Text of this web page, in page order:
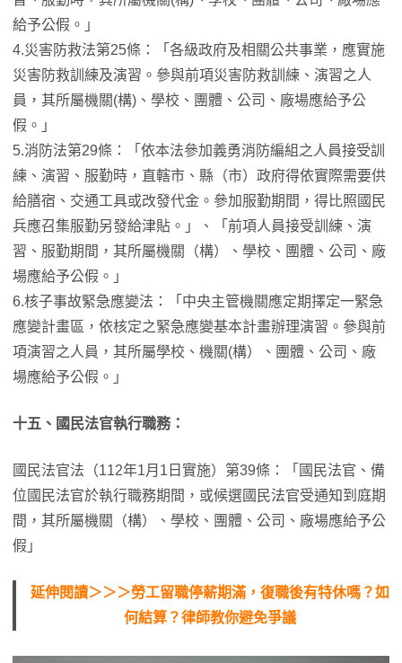
給予公假。」
4.災害防救法第25條：「各級政府及相關公共事業，應實施
災害防救訓練及演習。參與前項災害防救訓練、演習之人
員，其所屬機關(構)、學校、團體、公司、廠場應給予公
假。」
5.消防法第29條：「依本法參加義勇消防編組之人員接受訓
練、演習、服勤時，直轄市、縣（市）政府得依實際需要供
給膳宿、交通工具或改發代金。參加服勤期間，得比照國民
兵應召集服勤另發給津貼。」、「前項人員接受訓練、演
習、服勤期間，其所屬機關（構）、學校、團體、公司、廠
場應給予公假。」
6.核子事故緊急應變法：「中央主管機關應定期擇定一緊急
應變計畫區，依核定之緊急應變基本計畫辦理演習。參與前
項演習之人員，其所屬學校、機關(構）、團體、公司、廠
場應給予公假。」
十五、國民法官執行職務：
國民法官法（112年1月1日實施）第39條：「國民法官、備
位國民法官於執行職務期間，或候選國民法官受通知到庭期
間，其所屬機關（構）、學校、團體、公司、廠場應給予公
假」
延伸閱讀＞＞＞勞工留職停薪期滿，復職後有特休嗎？如
何結算？律師教你避免爭議